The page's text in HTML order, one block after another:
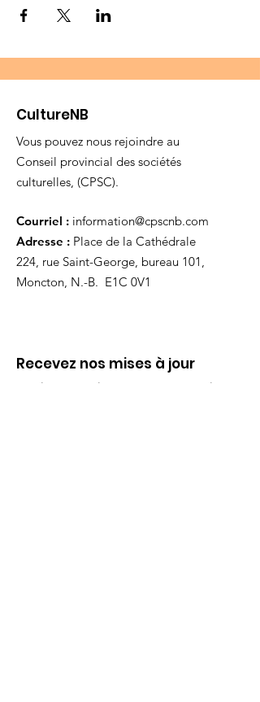
CultureNB
Vous pouvez nous rejoindre au
Conseil provincial des sociétés
culturelles, (CPSC).
Courriel : information@cpscnb.com
Adresse : Place de la Cathédrale
224, rue Saint-George, bureau 101,
Moncton, N.-B. E1C 0V1
Recevez nos mises à jour
Inscrivez-vous ci-dessous pour recevoir